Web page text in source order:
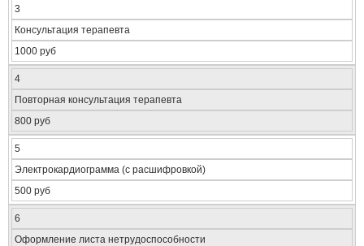
3
Консультация терапевта
1000 руб
4
Повторная консультация терапевта
800 руб
5
Электрокардиограмма (с расшифровкой)
500 руб
6
Оформление листа нетрудоспособности